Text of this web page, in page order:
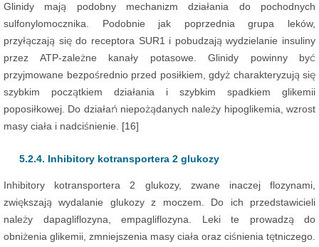
Glinidy mają podobny mechanizm działania do pochodnych
sulfonylomocznika. Podobnie jak poprzednia grupa leków,
przyłączają się do receptora SUR1 i pobudzają wydzielanie insuliny
przez ATP-zależne kanały potasowe. Glinidy powinny być
przyjmowane bezpośrednio przed posiłkiem, gdyż charakteryzują się
szybkim początkiem działania i szybkim spadkiem glikemii
poposiłkowej. Do działań niepożądanych należy hipoglikemia, wzrost
masy ciała i nadciśnienie. [16]
5.2.4. Inhibitory kotransportera 2 glukozy
Inhibitory kotransportera 2 glukozy, zwane inaczej flozynami,
zwiększają wydalanie glukozy z moczem. Do ich przedstawicieli
należy dapagliflozyna, empagliflozyna. Leki te prowadzą do
obniżenia glikemii, zmniejszenia masy ciała oraz ciśnienia tętniczego.